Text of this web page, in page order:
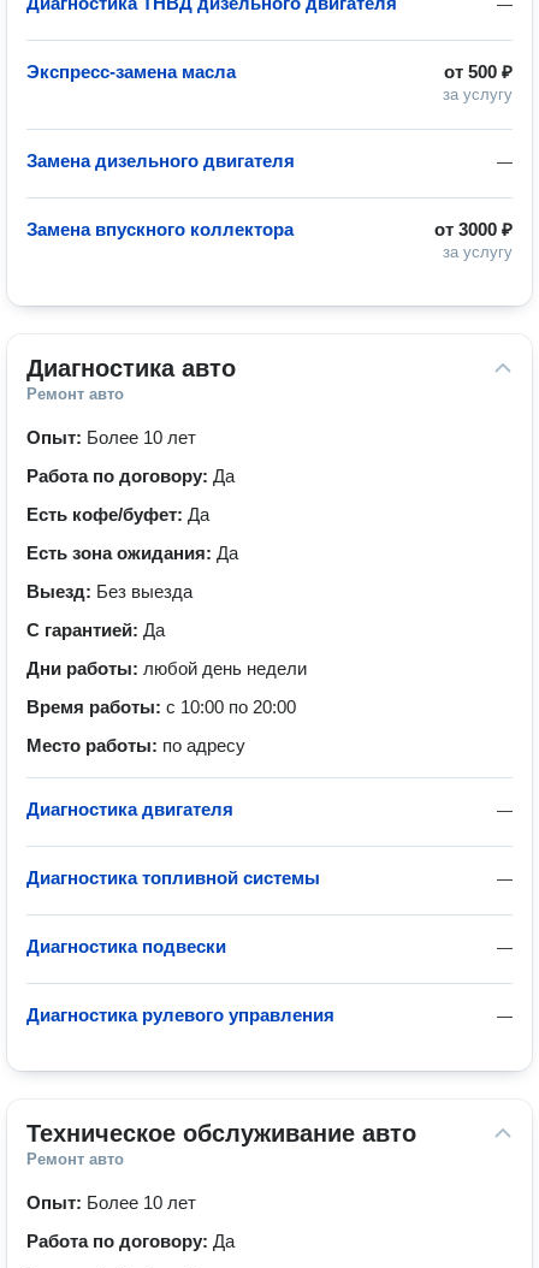
—
от 500 ₽
за услугу
Экспресс-замена масла
—
Замена дизельного двигателя
от 3000 ₽
за услугу
Замена впускного коллектора
Диагностика авто
Ремонт авто
Опыт: Более 10 лет
Работа по договору: Да
Есть кофе/буфет: Да
Есть зона ожидания: Да
Выезд: Без выезда
С гарантией: Да
Дни работы: любой день недели
Время работы: с 10:00 по 20:00
Место работы: по адресу
—
Диагностика двигателя
—
Диагностика топливной системы
—
Диагностика подвески
—
Диагностика рулевого управления
Техническое обслуживание авто
Ремонт авто
Опыт: Более 10 лет
Работа по договору: Да